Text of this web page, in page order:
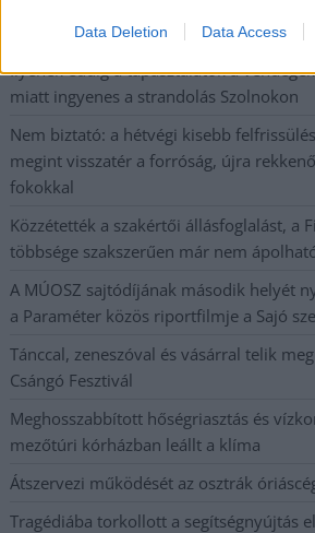
Data Deletion Data Access
ugyanazokból a szögekből
Ilyenek eddig a tapasztalatok a
miatt ingyenes a strandolás Szolnokon
Nem biztató: a hétvégi kisebb
megint visszatér a forróság, újra
fokokkal
Közzétették a szakértői állásfoglalást, a
többsége szakszerűen már nem
A MÚOSZ sajtódíjának második helyét
a Paraméter közös riportfilmje a Sajó
Tánccal, zeneszóval és vásárral telik
Csángó Fesztivál
Meghosszabbított hőségriasztás és
mezőtúri kórházban leállt a klíma
Átszervezi működését az osztrák
Tragédiába torkollott a segítségnyújtás